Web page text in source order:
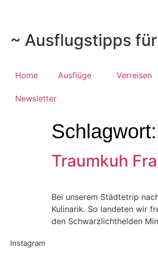
~ Ausflugstipps
Home Ausflüge Verreisen
Newsletter
Schlagwort:
Traumkuh
Bei unserem Städtetrip
Kulinarik. So landeten wir
den Schwarzlichthelden
Instagram